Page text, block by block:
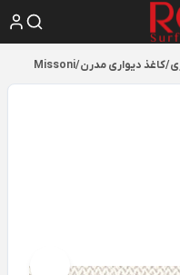
/کاغذ دیواری مدرن/
Missoni